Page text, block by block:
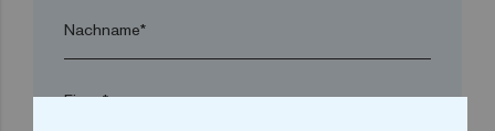
Nachname*
Firma*